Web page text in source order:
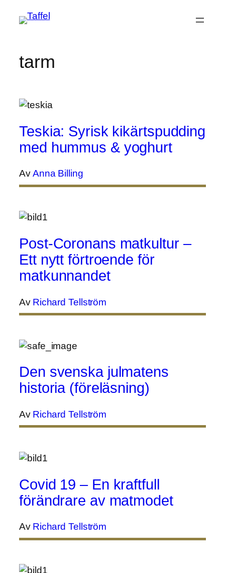
tarm
Teskia: Syrisk kikärtspudding
med hummus & yoghurt
AvAnna Billing
Post-Coronans matkultur –
Ett nytt förtroende för
matkunnandet
Av Richard Tellström
Den svenska julmatens
historia (föreläsning)
Av Richard Tellström
Covid 19 – En kraftfull
förändrare av matmodet
Av Richard Tellström